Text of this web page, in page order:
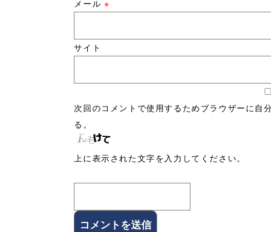
メール ※
サイト
次回のコメントで使用するためブラウザーに自
る。
上に表示された文字を入力してください。